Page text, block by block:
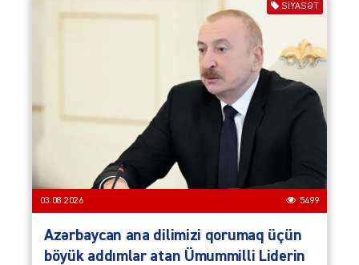
SIYASƏT
03.08.2026 5499
Azərbaycan ana dilimizi qorumaq üçün
böyük addımlar atan Ümummilli Liderin